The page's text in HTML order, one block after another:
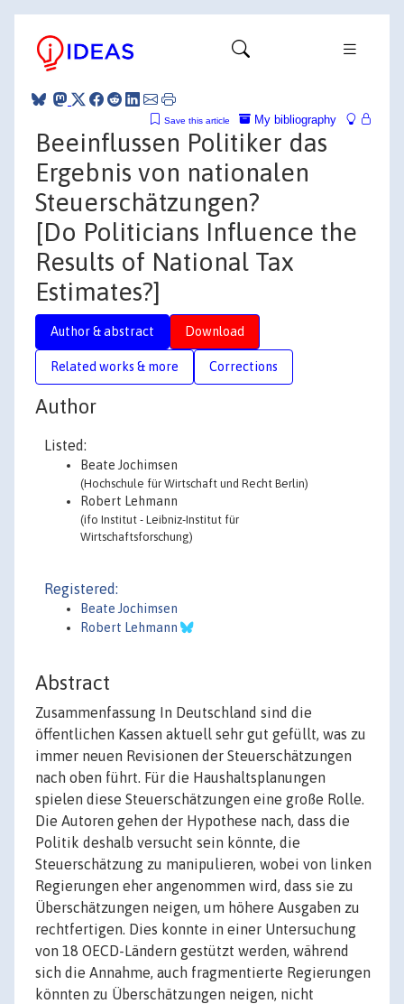
My bibliography
Save this article
Beeinflussen Politiker das
Ergebnis von nationalen
Steuerschätzungen?
[Do Politicians Influence the
Results of National Tax
Estimates?]
Author & abstract Download
Related works & more Corrections
Author
Listed:
Beate Jochimsen
(Hochschule für Wirtschaft und Recht Berlin)
Robert Lehmann
(ifo Institut - Leibniz-Institut für
Wirtschaftsforschung)
Registered:
Beate Jochimsen
Robert Lehmann
Abstract
Zusammenfassung In Deutschland sind die
öffentlichen Kassen aktuell sehr gut gefüllt, was zu
immer neuen Revisionen der Steuerschätzungen
nach oben führt. Für die Haushaltsplanungen
spielen diese Steuerschätzungen eine große Rolle.
Die Autoren gehen der Hypothese nach, dass die
Politik deshalb versucht sein könnte, die
Steuerschätzung zu manipulieren, wobei von linken
Regierungen eher angenommen wird, dass sie zu
Überschätzungen neigen, um höhere Ausgaben zu
rechtfertigen. Dies konnte in einer Untersuchung
von 18 OECD-Ländern gestützt werden, während
sich die Annahme, auch fragmentierte Regierungen
könnten zu Überschätzungen neigen, nicht